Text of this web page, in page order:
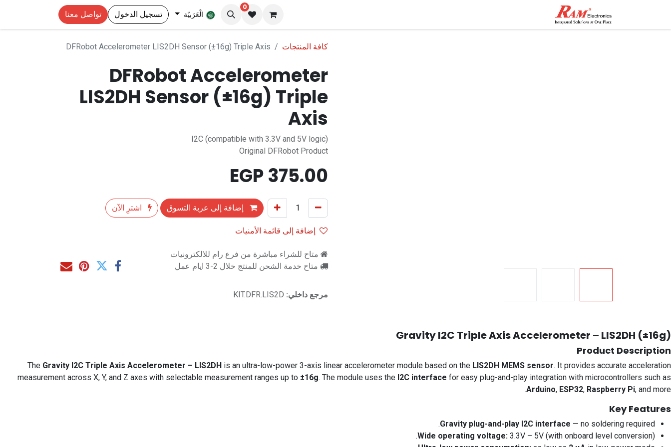
0
الْعَرَبيّة تسجيل الدخول تواصل معنا
كافة المنتجات DFRobot Accelerometer LIS2DH Sensor (±16g) Triple Axis
DFRobot Accelerometer
LIS2DH Sensor (±16g) Triple
Axis
I2C (compatible with 3.3V and 5V logic)
Original DFRobot Product
375.00
إضافة إلى عربة التسوق
اشترِ الآن
إضافة إلى قائمة الأمنيات
متاح للشراء مباشرة من فرع رام للالكترونيات
متاح خدمة الشحن للمنتج خلال 2-3 ايام عمل
مرجع داخلي: KIT.DFR.LIS2D
Gravity I2C Triple Axis Accelerometer – LIS2DH (±16g)
Product Description
The Gravity I2C Triple Axis Accelerometer – LIS2DH is an ultra-low-power 3-axis linear accelerometer module based on the LIS2DH MEMS sensor. It provides accurate acceleration
measurement across X, Y, and Z axes with selectable measurement ranges up to ±16g. The module uses the I2C interface for easy plug-and-play integration with microcontrollers such as
Arduino, ESP32, Raspberry Pi, and more.
Key Features
Gravity plug-and-play I2C interface — no soldering required.
Wide operating voltage: 3.3V – 5V (with onboard level conversion).